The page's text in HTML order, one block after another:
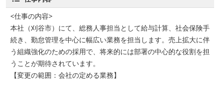
<仕事の内容>
本社（刈谷市）にて、総務人事担当として給与計算、社会保険手
続き、勤怠管理を中心に幅広い業務を担当します。売上拡大に伴
う組織強化のための採用で、将来的には部署の中心的な役割を担
うことが期待されています。
【変更の範囲：会社の定める業務】